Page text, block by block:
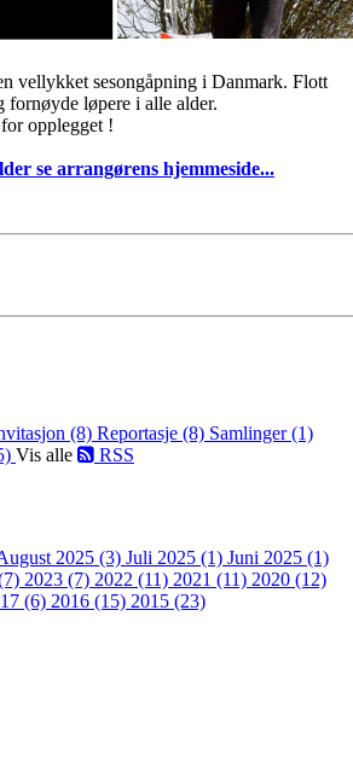
vellykket sesongåpning i Danmark. Flott
fornøyde løpere i alle alder.
opplegget !
se arrangørens hjemmeside...
(8) Reportasje (8) Samlinger (1)
Vis alle RSS
2025 (3) Juli 2025 (1) Juni 2025 (1)
2023 (7) 2022 (11) 2021 (11) 2020 (12)
(6) 2016 (15) 2015 (23)